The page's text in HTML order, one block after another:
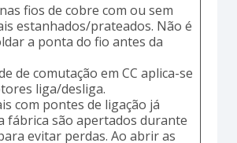
fios de cobre com ou sem
estanhados/prateados. Não é
a ponta do fio antes da
de comutação em CC aplica-se
liga/desliga.
com pontes de ligação já
fábrica são apertados durante
evitar perdas. Ao abrir as